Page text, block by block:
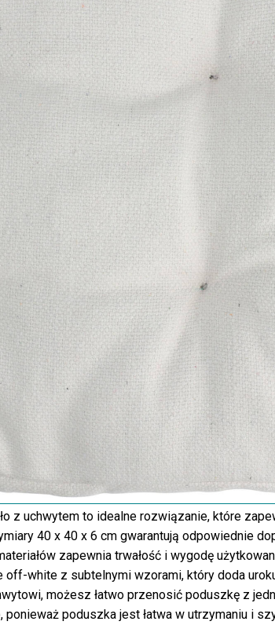
z uchwytem to idealne rozwiązanie, które
40 x 40 x 6 cm gwarantują odpowiednie
zapewnia trwałość i wygodę
white z subtelnymi wzorami, który doda
możesz łatwo przenosić poduszkę z
poduszka jest łatwa w utrzymaniu i